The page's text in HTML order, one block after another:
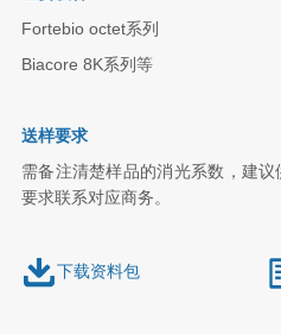
Fortebio octet系列
Biacore 8K系列等
送样要求
需备注清楚样品的消光系数，建
要求联系对应商务。
下载资料包